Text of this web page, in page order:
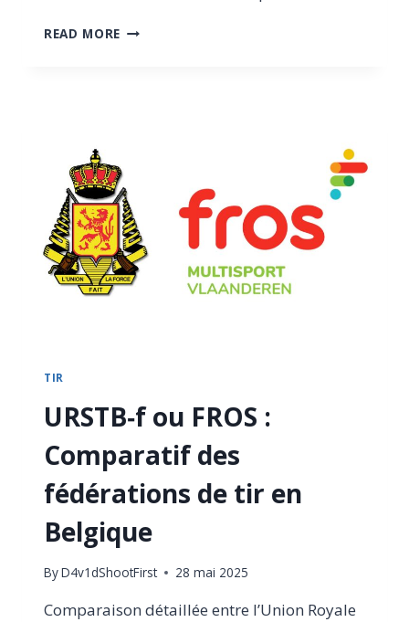
READ MORE INSCRIPTION
LICENCE
DE
TIR
SPORTIF
TIR
URSTB‑f ou FROS :
Comparatif des
fédérations de tir en
Belgique
ByD4v1dShootFirst 28 mai 2025
Comparaison détaillée entre l’Union Royale